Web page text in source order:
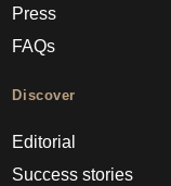
Press
FAQs
Discover
Editorial
Success stories